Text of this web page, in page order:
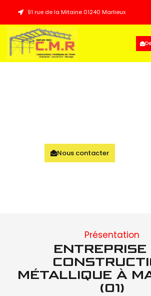
91 rue de la Mitaine 01240 Marlieux
Nous contacter
Présentation
ENTREPRISE
MÉTALLIQUE À
(01)